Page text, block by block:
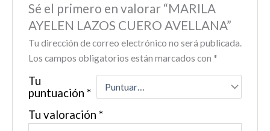
Sé el primero en valorar “MARILA
AYELEN LAZOS CUERO AVELLANA”
Tu dirección de correo electrónico no será publicada.
Los campos obligatorios están marcados con *
Tu
puntuación *
Tu valoración *